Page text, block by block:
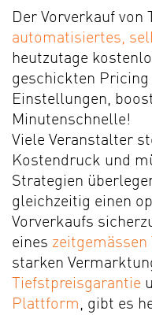
Der Vorverkauf von
automatisiertes,
heutzutage
geschickten
Einstellungen,
Minutenschnelle!
Viele Veranstalter
Kostendruck und
Strategien
gleichzeitig einen
Vorverkaufs
eines
starken
Tiefstpreisgarantie
Plattform, gibt es